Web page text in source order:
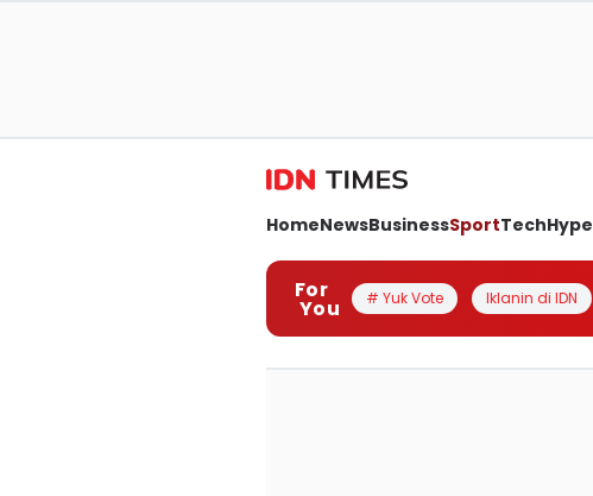
HomeNewsBusinessSportTechHype
For
You # Yuk Vote Iklanin di IDN